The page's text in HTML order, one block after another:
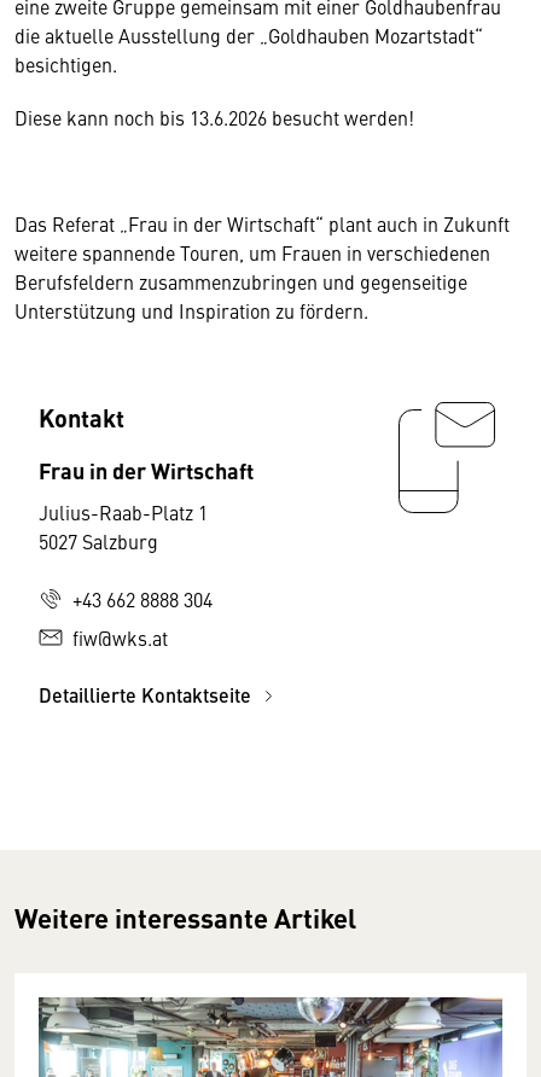
eine zweite Gruppe gemeinsam mit einer Goldhaubenfrau
die aktuelle Ausstellung der „Goldhauben Mozartstadt“
besichtigen.
Diese kann noch bis 13.6.2026 besucht werden!
Das Referat „Frau in der Wirtschaft“ plant auch in Zukunft
weitere spannende Touren, um Frauen in verschiedenen
Berufsfeldern zusammenzubringen und gegenseitige
Unterstützung und Inspiration zu fördern.
Kontakt
Frau in der Wirtschaft
Julius-Raab-Platz 1
5027 Salzburg
+43 662 8888 304
fiw@wks.at
Detaillierte Kontaktseite
Weitere interessante Artikel